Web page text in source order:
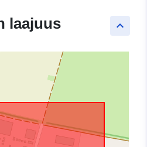
keyboard_arrow_up
laajuus